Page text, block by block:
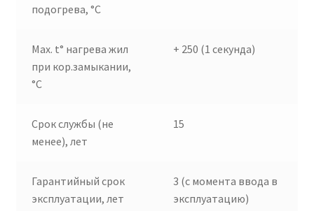
подогрева, °C
Max. t° нагрева жил
при кор.замыкании,
°C
+ 250 (1 секунда)
Срок службы (не
менее), лет
15
Гарантийный срок
эксплуатации, лет
3 (с момента ввода в
эксплуатацию)